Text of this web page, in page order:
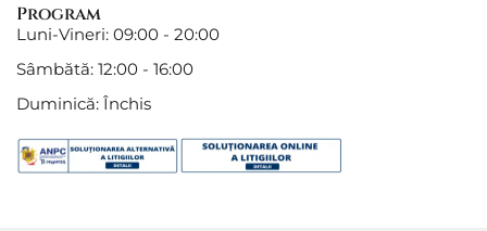
Program
Luni-Vineri: 09:00 - 20:00
Sâmbătă: 12:00 - 16:00
Duminică: Închis